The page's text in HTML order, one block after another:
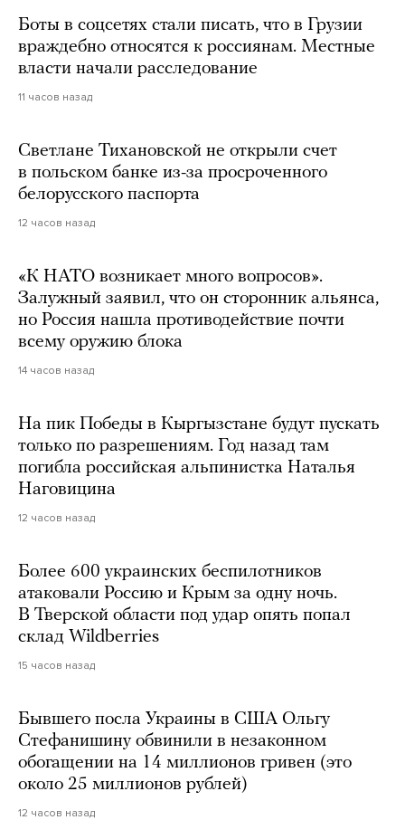
Боты в соцсетях стали писать, что в Грузии
враждебно относятся к россиянам. Местные
власти начали расследование
11 часов назад
Светлане Тихановской не открыли счет
в польском банке из-за просроченного
белорусского паспорта
12 часов назад
«К НАТО возникает много вопросов».
Залужный заявил, что он сторонник альянса,
но Россия нашла противодействие почти
всему оружию блока
14 часов назад
На пик Победы в Кыргызстане будут пускать
только по разрешениям. Год назад там
погибла российская альпинистка Наталья
Наговицина
12 часов назад
Более 600 украинских беспилотников
атаковали Россию и Крым за одну ночь.
В Тверской области под удар опять попал
склад Wildberries
15 часов назад
Бывшего посла Украины в США Ольгу
Стефанишину обвинили в незаконном
обогащении на 14 миллионов гривен (это
около 25 миллионов рублей)
12 часов назад